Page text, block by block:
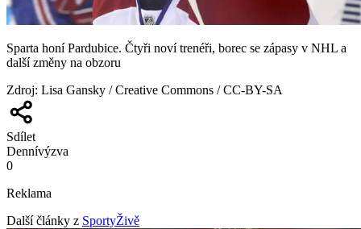
Sparta honí Pardubice. Čtyři noví trenéři, borec se zápasy v NHL a
další změny na obzoru
Zdroj: Lisa Gansky / Creative Commons / CC-BY-SA
Sdílet
Dennívýzva
0
Reklama
Další články z SportyŽivě